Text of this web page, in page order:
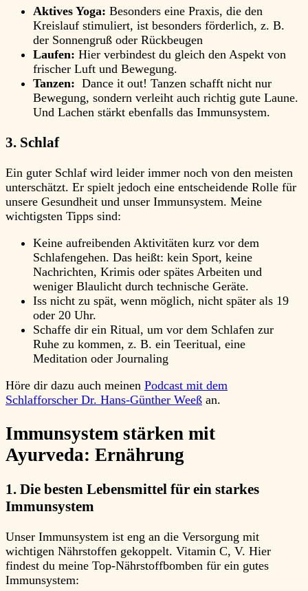
Aktives Yoga: Besonders eine Praxis, die den
Kreislauf stimuliert, ist besonders förderlich, z. B.
der Sonnengruß oder Rückbeugen
Laufen: Hier verbindest du gleich den Aspekt von
frischer Luft und Bewegung.
Tanzen: Dance it out! Tanzen schafft nicht nur
Bewegung, sondern verleiht auch richtig gute Laune.
Und Lachen stärkt ebenfalls das Immunsystem.
3. Schlaf
Ein guter Schlaf wird leider immer noch von den meisten
unterschätzt. Er spielt jedoch eine entscheidende Rolle für
unsere Gesundheit und unser Immunsystem. Meine
wichtigsten Tipps sind:
Keine aufreibenden Aktivitäten kurz vor dem
Schlafengehen. Das heißt: kein Sport, keine
Nachrichten, Krimis oder spätes Arbeiten und
weniger Blaulicht durch technische Geräte.
Iss nicht zu spät, wenn möglich, nicht später als 19
oder 20 Uhr.
Schaffe dir ein Ritual, um vor dem Schlafen zur
Ruhe zu kommen, z. B. ein Teeritual, eine
Meditation oder Journaling
Höre dir dazu auch meinen Podcast mit dem
Schlafforscher Dr. Hans-Günther Weeß an.
Immunsystem stärken mit
Ayurveda: Ernährung
1. Die besten Lebensmittel für ein starkes
Immunsystem
Unser Immunsystem ist eng an die Versorgung mit
wichtigen Nährstoffen gekoppelt. Vitamin C, V. Hier
findest du meine Top-Nährstoffbomben für ein gutes
Immunsystem: